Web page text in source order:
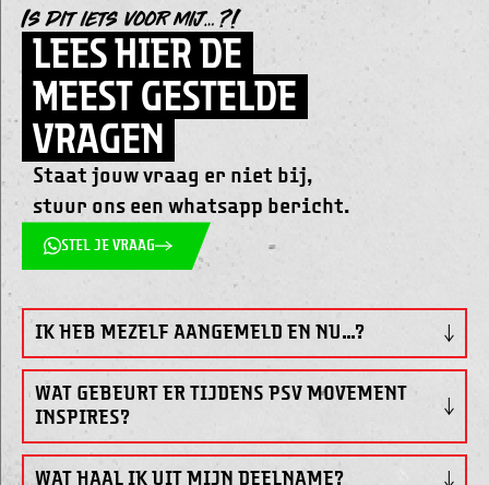
Is dit iets voor mij…?!
LEES HIER DE
MEEST GESTELDE
VRAGEN
Staat jouw vraag er niet bij,
stuur ons een whatsapp bericht.
STEL JE VRAAG
IK HEB MEZELF AANGEMELD EN NU…?
In dat geval heb je een uniek ticket ontvangen.
Gefeliciteerd en welkom! Breng je ticket mee naar het
event, dan mag jij gratis meedoen. We rekenen op je!
WAT GEBEURT ER TIJDENS PSV MOVEMENT
INSPIRES?
Elk PSV Movement Inspires event is anders en heeft
WAT HAAL IK UIT MIJN DEELNAME?